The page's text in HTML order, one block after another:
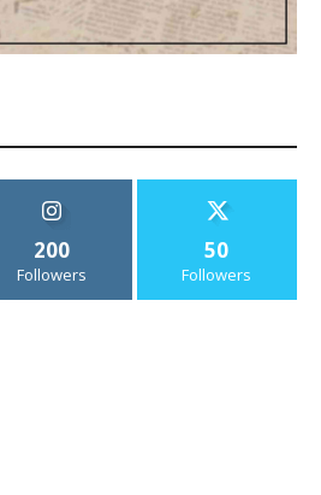
200
Followers
50
Followers